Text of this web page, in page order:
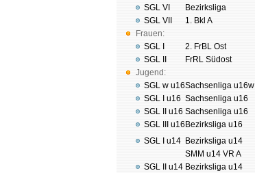
SGL VI
SGL VII
Frauen:
SGL I
SGL II
Jugend:
SGL w u16
SGL I u16
SGL II u16
SGL III u16
SGL I u14
SGL II u14
Bezirksliga
1. Bkl A
2. FrBL Ost
FrRL Südost
Sachsenliga u16w
Sachsenliga u16
Sachsenliga u16
Bezirksliga u16
Bezirksliga u14
SMM u14 VR A
Bezirksliga u14